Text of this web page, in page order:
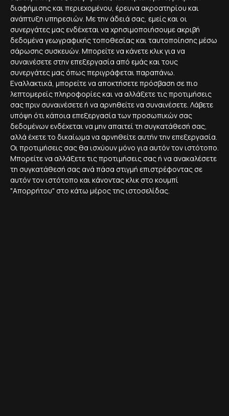
διαφήμισης και περιεχομένου, έρευνα ακροατηρίου και
ανάπτυξη υπηρεσιών. Με την άδειά σας, εμείς και οι
συνεργάτες μας ενδέχεται να χρησιμοποιήσουμε ακριβή
δεδομένα γεωγραφικής τοποθεσίας και ταυτοποίησης μέσω
σάρωσης συσκευών. Μπορείτε να κάνετε κλικ για να
συναινέσετε στην επεξεργασία από εμάς και τους
συνεργάτες μας όπως περιγράφεται παραπάνω.
Εναλλακτικά, μπορείτε να αποκτήσετε πρόσβαση σε πιο
λεπτομερείς πληροφορίες και να αλλάξετε τις προτιμήσεις
σας πριν συναινέσετε ή να αρνηθείτε να συναινέσετε. Λάβετε
υπόψη ότι κάποια επεξεργασία των προσωπικών σας
δεδομένων ενδέχεται να μην απαιτεί τη συγκατάθεσή σας,
αλλά έχετε το δικαίωμα να αρνηθείτε αυτήν την επεξεργασία.
Οι προτιμήσεις σας θα ισχύουν μόνο για αυτόν τον ιστότοπο.
Μπορείτε να αλλάξετε τις προτιμήσεις σας ή να ανακαλέσετε
τη συγκατάθεσή σας ανά πάσα στιγμή επιστρέφοντας σε
αυτόν τον ιστότοπο και κάνοντας κλικ στο κουμπί
"Απορρήτου" στο κάτω μέρος της ιστοσελίδας.
Η ιστορία και η φιλοσοφία του Crypto-
Anarchist Manifesto
Το Crypto-Anarchist Manifesto (Κρυπτο-Αναρχικό
Μανιφέστο) είναι ένα κείμενο που δημοσιεύτηκε το 1988
από τον Timothy C. May.
ΝΈΑ 23 Ιουλ. 2023 1 - 2'